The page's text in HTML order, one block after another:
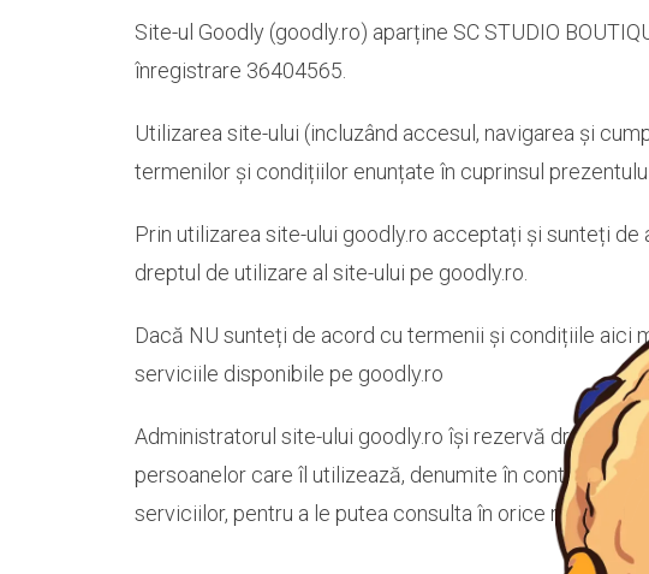
Site-ul Goodly (goodly.ro) aparține SC STUDIO
înregistrare 36404565.
Utilizarea site-ului (incluzând accesul, navigarea și
termenilor și condițiilor enunțate în cuprinsul
Prin utilizarea site-ului goodly.ro acceptați și sunteți
dreptul de utilizare al site-ului pe goodly.ro.
Dacă NU sunteți de acord cu termenii și condițiile aici
serviciile disponibile pe goodly.ro
Administratorul site-ului goodly.ro își rezervă dreptul
persoanelor care îl utilizează, denumite în continuare
serviciilor, pentru a le putea consulta în orice moment.